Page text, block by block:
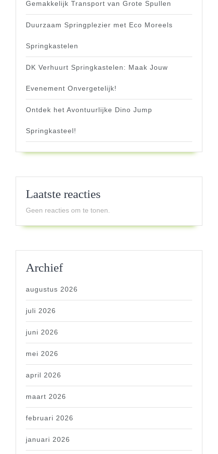
Gemakkelijk Transport van Grote Spullen
Duurzaam Springplezier met Eco Moreels
Springkastelen
DK Verhuurt Springkastelen: Maak Jouw
Evenement Onvergetelijk!
Ontdek het Avontuurlijke Dino Jump
Springkasteel!
Laatste reacties
Geen reacties om te tonen.
Archief
augustus 2026
juli 2026
juni 2026
mei 2026
april 2026
maart 2026
februari 2026
januari 2026